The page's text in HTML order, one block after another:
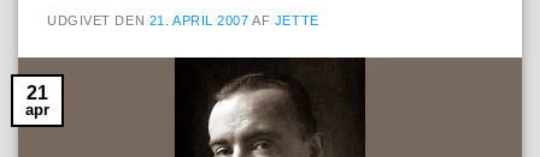
UDGIVET DEN 21. APRIL 2007 AF JETTE
21
apr